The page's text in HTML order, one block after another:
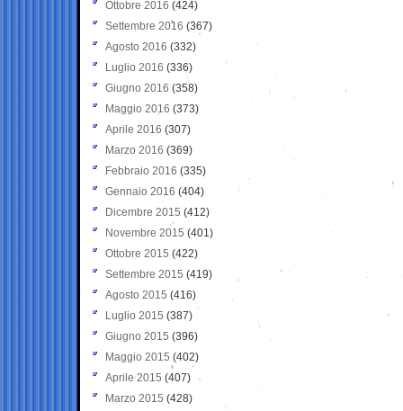
Ottobre 2016 (424)
Settembre 2016 (367)
Agosto 2016 (332)
Luglio 2016 (336)
Giugno 2016 (358)
Maggio 2016 (373)
Aprile 2016 (307)
Marzo 2016 (369)
Febbraio 2016 (335)
Gennaio 2016 (404)
Dicembre 2015 (412)
Novembre 2015 (401)
Ottobre 2015 (422)
Settembre 2015 (419)
Agosto 2015 (416)
Luglio 2015 (387)
Giugno 2015 (396)
Maggio 2015 (402)
Aprile 2015 (407)
Marzo 2015 (428)